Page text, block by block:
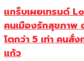
แกร็บเผยเทรนด์
คนเมืองรักสุขภาพ
โตกว่า 5 เท่า คนสั่
แก้ว